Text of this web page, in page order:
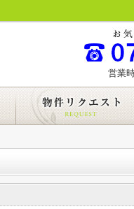
営業